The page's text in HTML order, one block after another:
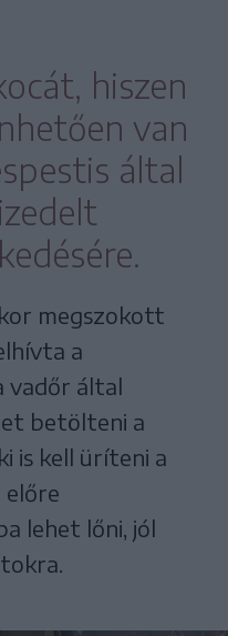
hiszen
van
által
megszokott
a
vadőr által
betölteni a
is kell üríteni a
előre
lehet lőni, jól